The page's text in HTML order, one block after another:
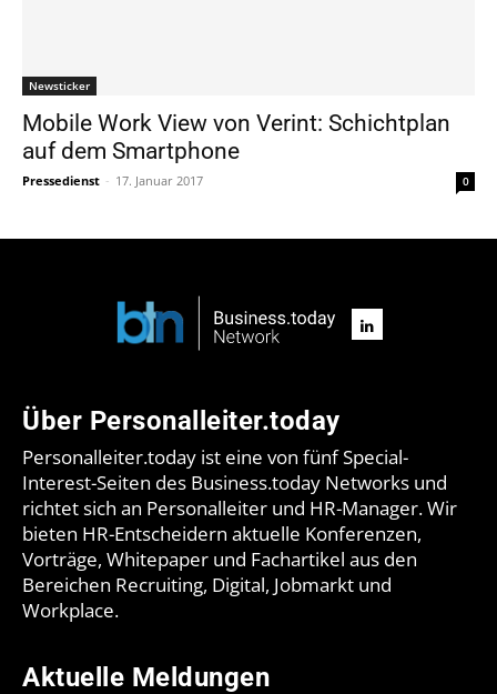
Newsticker
Mobile Work View von Verint: Schichtplan
auf dem Smartphone
Pressedienst - 17. Januar 2017 0
Über Personalleiter.today
Personalleiter.today ist eine von fünf Special-
Interest-Seiten des Business.today Networks und
richtet sich an Personalleiter und HR-Manager. Wir
bieten HR-Entscheidern aktuelle Konferenzen,
Vorträge, Whitepaper und Fachartikel aus den
Bereichen Recruiting, Digital, Jobmarkt und
Workplace.
Aktuelle Meldungen